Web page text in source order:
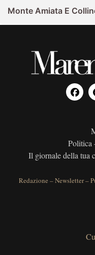
Monte Amiata E
Politica
Il giornale della tua
Redazione –Newsletter–